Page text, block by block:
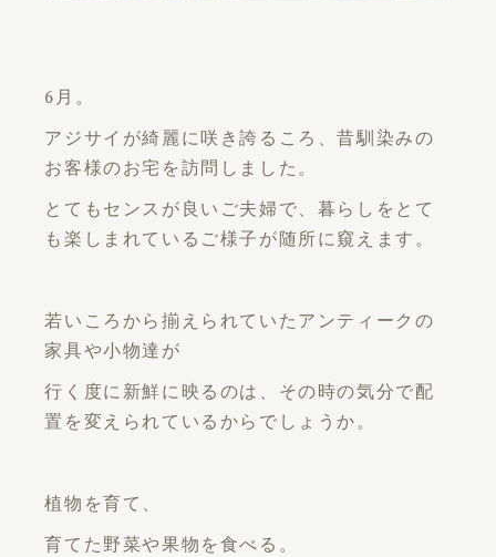
6月。
アジサイが綺麗に咲き誇るころ、昔馴染みの
お客様のお宅を訪問しました。
とてもセンスが良いご夫婦で、暮らしをとて
も楽しまれているご様子が随所に窺えます。
若いころから揃えられていたアンティークの
家具や小物達が
行く度に新鮮に映るのは、その時の気分で配
置を変えられているからでしょうか。
植物を育て、
育てた野菜や果物を食べる。